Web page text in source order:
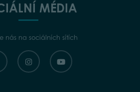
MÉDIA
nás na sociálních sítích